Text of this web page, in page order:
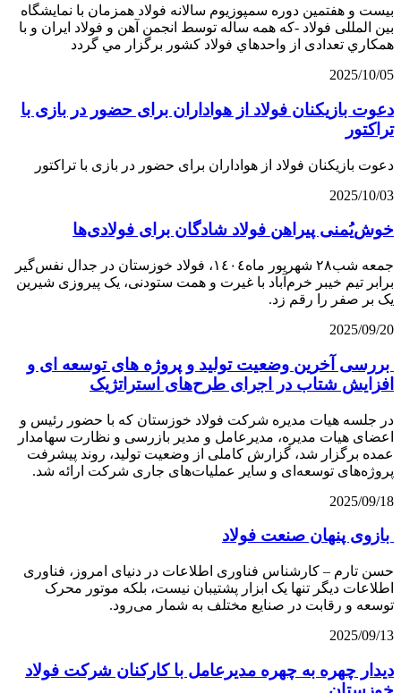
بیست و هفتمین دوره سمپوزيوم سالانه فولاد همزمان با نمایشگاه
بین المللی فولاد -كه همه ساله توسط انجمن آهن و فولاد ايران و با
همكاري تعدادی از واحدهاي فولاد كشور برگزار مي گردد
2025/10/05
دعوت بازیکنان فولاد از هواداران برای حضور در بازی با
تراکتور
دعوت بازیکنان فولاد از هواداران برای حضور در بازی با تراکتور
2025/10/03
خوش‌یُمنی پیراهن فولاد شادگان برای فولادی‌ها
جمعه شب۲۸ شهریور ماه١٤٠٤، فولاد خوزستان در جدال نفس‌گیر
برابر تیم خیبر خرم‌آباد با غیرت و همت ستودنی، یک پیروزی شیرین
یک بر صفر را رقم زد.
2025/09/20
بررسی آخرین وضعیت تولید و پروژه های توسعه ای و
افزایش شتاب در اجرای طرح‌های استراتژیک
در جلسه هیات‌ مدیره‌ شرکت فولاد خوزستان که با حضور رئیس و
اعضای هیات مدیره، مدیرعامل و مدیر بازرسی و نظارت سهامدار
عمده برگزار شد، گزارش کاملی از وضعیت تولید، روند پیشرفت
پروژه‌های توسعه‌ای و سایر عملیات‌های جاری شرکت ارائه شد.
2025/09/18
بازوی پنهان صنعت فولاد
حسن تارم – کارشناس فناوری اطلاعات در دنیای امروز، فناوری
اطلاعات دیگر تنها یک ابزار پشتیبان نیست، بلکه موتور محرک
توسعه و رقابت در صنایع مختلف به شمار می‌رود.
2025/09/13
دیدار چهره به چهره مدیرعامل با کارکنان شرکت فولاد